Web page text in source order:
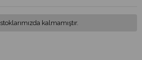
kalmamıştır.